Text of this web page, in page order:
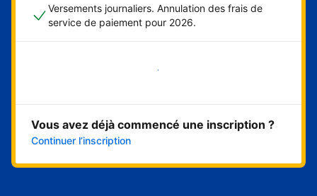
Versements journaliers. Annulation des frais de
service de paiement pour 2026.
Démarrer maintenant
Vous avez déjà commencé une inscription ?
Continuer l’inscription